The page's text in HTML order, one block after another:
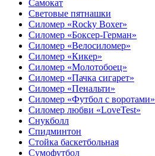
Самокат
Световые пятнашки
Силомер «Rocky Boxer»
Силомер «Боксер-Герман»
Силомер «Велосиломер»
Силомер «Кикер»
Силомер «Молотобоец»
Силомер «Пачка сигарет»
Силомер «Пенальти»
Силомер «Футбол с воротами»
Силомер любви «LoveTest»
Снукболл
Спидминтон
Стойка баскетбольная
Сумофутбол